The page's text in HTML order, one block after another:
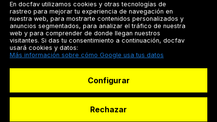
Registrarse
Docfav
En docfav utilizamos cookies y otras tecnologías de
rastreo para mejorar tu experiencia de navegación en
nuestra web, para mostrarte contenidos personalizados y
anuncios segmentados, para analizar el tráfico de nuestra
web y para comprender de donde llegan nuestros
visitantes. Si das tu consentimiento a continuación, docfav
usará cookies y datos:
Más información sobre cómo Google usa tus datos
Configurar
Rechazar